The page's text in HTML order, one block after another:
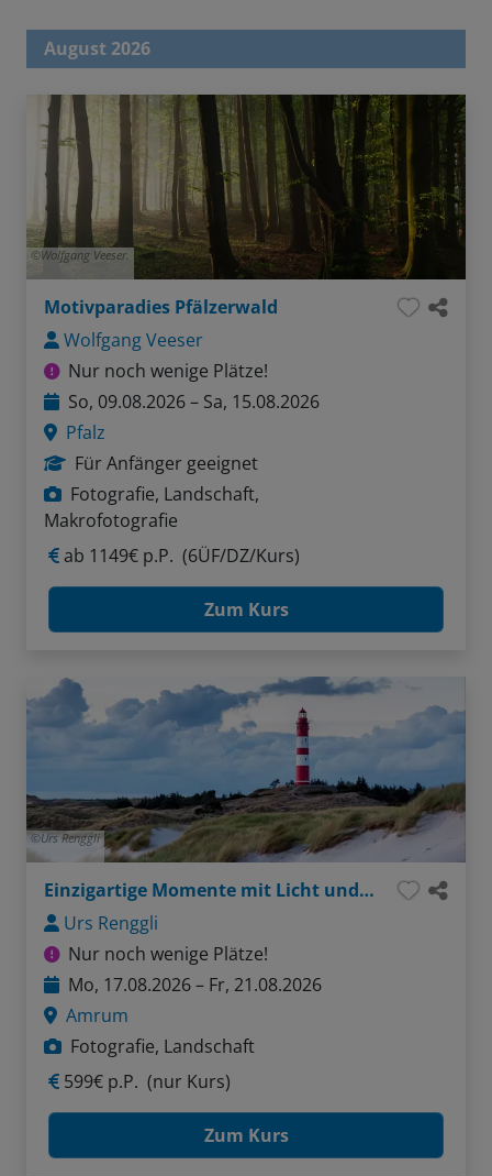
August 2026
Wolfgang Veeser.
Motivparadies Pfälzerwald
Wolfgang Veeser
Nur noch wenige Plätze!
So, 09.08.2026 – Sa, 15.08.2026
Pfalz
Für Anfänger geeignet
Fotografie, Landschaft,
Makrofotografie
ab 1149€ p.P. (6ÜF/DZ/Kurs)
Zum Kurs
Urs Renggli
Einzigartige Momente mit Licht und Kamera
Urs Renggli
Nur noch wenige Plätze!
Mo, 17.08.2026 – Fr, 21.08.2026
Amrum
Fotografie, Landschaft
599€ p.P. (nur Kurs)
Zum Kurs